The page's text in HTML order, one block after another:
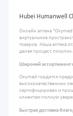
Hubei Humanwell
Онлайн аптека
виртуальное
товаров. Наша аптека
делая процесс
Широкий ассортимент
Oxymed гордится
высококачественных
сертифицирован и
клиентам полную
Быстрая доставка